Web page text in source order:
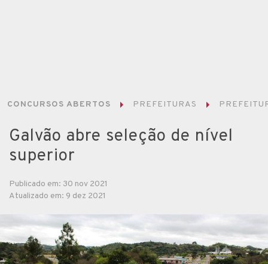
CONCURSOS ABERTOS PREFEITURAS
Galvão abre seleção de nível
superior
Publicado em: 30 nov 2021
Atualizado em: 9 dez 2021